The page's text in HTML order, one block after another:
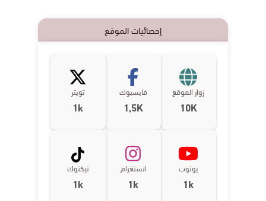
إحصائيات الموقع
زوار الموقع
10K
فايسبوك
1,5K
تويتر
1k
يوتوب
1k
انستغرام
1k
تيكتوك
1k